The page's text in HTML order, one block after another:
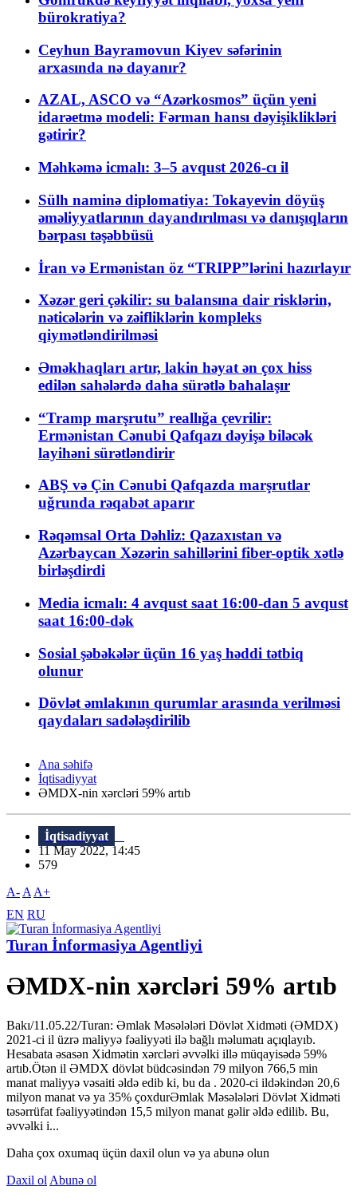
bürokratiya?
Ceyhun Bayramovun Kiyev səfərinin
arxasında nə dayanır?
AZAL, ASCO və “Azərkosmos” üçün yeni
idarəetmə modeli: Fərman hansı dəyişiklikləri
gətirir?
Məhkəmə icmalı: 3–5 avqust 2026-cı il
Sülh naminə diplomatiya: Tokayevin döyüş
əməliyyatlarının dayandırılması və danışıqların
bərpası təşəbbüsü
İran və Ermənistan öz “TRIPP”lərini hazırlayır
Xəzər geri çəkilir: su balansına dair risklərin,
nəticələrin və zəifliklərin kompleks
qiymətləndirilməsi
Əməkhaqları artır, lakin həyat ən çox hiss
edilən sahələrdə daha sürətlə bahalaşır
“Tramp marşrutu” reallığa çevrilir:
Ermənistan Cənubi Qafqazı dəyişə biləcək
layihəni sürətləndirir
ABŞ və Çin Cənubi Qafqazda marşrutlar
uğrunda rəqabət aparır
Rəqəmsal Orta Dəhliz: Qazaxıstan və
Azərbaycan Xəzərin sahillərini fiber-optik xətlə
birləşdirdi
Media icmalı: 4 avqust saat 16:00-dan 5 avqust
saat 16:00-dək
Sosial şəbəkələr üçün 16 yaş həddi tətbiq
olunur
Dövlət əmlakının qurumlar arasında verilməsi
qaydaları sadələşdirilib
Ana səhifə
İqtisadiyyat
ƏMDX-nin xərcləri 59% artıb
İqtisadiyyat
11 May 2022, 14:45
579
A- A A+
EN RU
Turan İnformasiya Agentliyi
ƏMDX-nin xərcləri 59% artıb
Bakı/11.05.22/Turan: Əmlak Məsələləri Dövlət Xidməti (ƏMDX)
2021-ci il üzrə maliyyə fəaliyyəti ilə bağlı məlumatı açıqlayıb.
Hesabata əsasən Xidmətin xərcləri əvvəlki illə müqayisədə 59%
artıb.Ötən il ƏMDX dövlət büdcəsindən 79 milyon 766,5 min
manat maliyyə vəsaiti əldə edib ki, bu da . 2020-ci ildəkindən 20,6
milyon manat və ya 35% çoxdurƏmlak Məsələləri Dövlət Xidməti
təsərrüfat fəaliyyətindən 15,5 milyon manat gəlir əldə edilib. Bu,
əvvəlki i...
Daha çox oxumaq üçün daxil olun və ya abunə olun
Daxil ol Abunə ol